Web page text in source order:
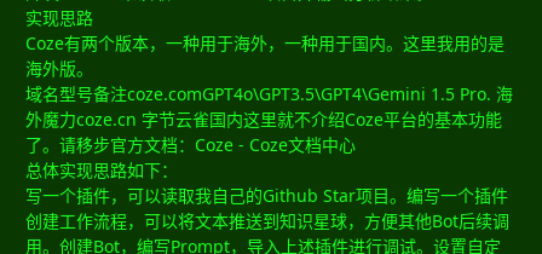
实现思路
Coze有两个版本，一种用于海外，一种用于国内。这里我用的是
海外版。
域名型号备注coze.comGPT4o\GPT3.5\GPT4\Gemini 1.5 Pro. 海
外魔力coze.cn 字节云雀国内这里就不介绍Coze平台的基本功能
了。请移步官方文档：Coze - Coze文档中心
总体实现思路如下：
写一个插件，可以读取我自己的Github Star项目。编写一个插件
创建工作流程，可以将文本推送到知识星球，方便其他Bot后续调
用。创建Bot，编写Prompt，导入上述插件进行调试。设置自定